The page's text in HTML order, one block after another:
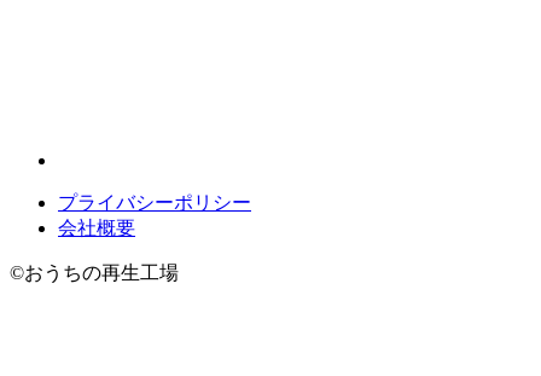
プライバシーポリシー
会社概要
©おうちの再生工場